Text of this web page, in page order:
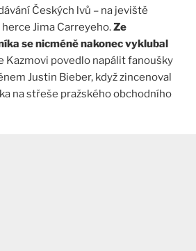
Českých lvů – na jeviště
Jima Carreyeho.Ze
se nicméně nakonec vyklubal
Kazmovi povedlo napálit fanoušky
Justin Bieber, když zincenoval
na střeše pražského obchodního